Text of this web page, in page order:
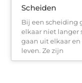
Scheiden
Bij een scheiding
elkaar niet langer
gaan uit elkaar
leven. Ze zijn